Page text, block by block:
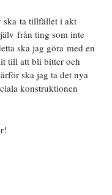
ska ta tillfället i akt
från ting som inte
ska jag göra med en
till att bli bitter och
ska jag ta det nya
konstruktionen